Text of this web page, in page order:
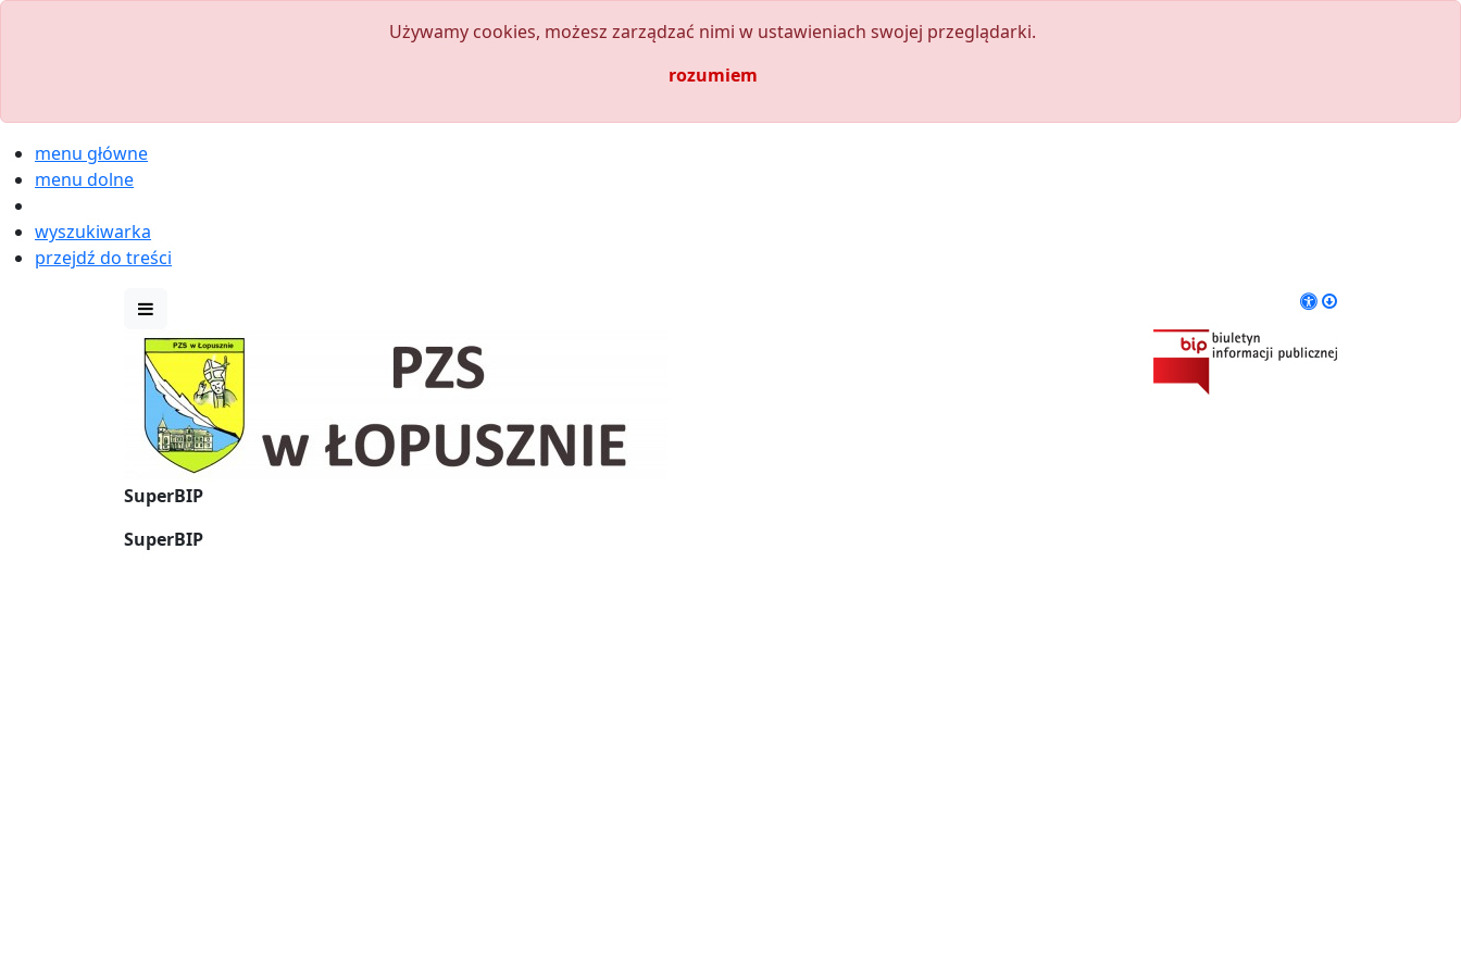
Używamy cookies, możesz zarządzać nimi w ustawieniach swojej przeglądarki.
rozumiem
menu główne
menu dolne
wyszukiwarka
przejdź do treści
SuperBIP
SuperBIP